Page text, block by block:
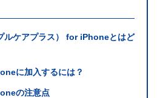
ルケアプラス） for iPhoneとはど
に加入するには？
の注意点